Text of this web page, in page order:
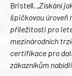
Bristell. „Získání
špičkovou úroveň
příležitosti pro
mezinárodních
certifikace pro
zákazníkům